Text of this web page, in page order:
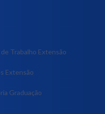
Trabalho Extensão
Extensão
Graduação